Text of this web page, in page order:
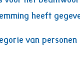
heeft
van